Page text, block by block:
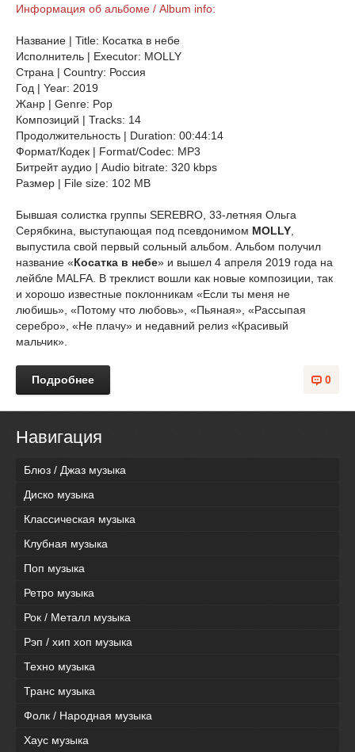
Информация об альбоме / Album info:
Название | Title: Косатка в небе
Исполнитель | Executor: MOLLY
Страна | Country: Россия
Год | Year: 2019
Жанр | Genre: Pop
Композиций | Tracks: 14
Продолжительность | Duration: 00:44:14
Формат/Кодек | Format/Codec: MP3
Битрейт аудио | Audio bitrate: 320 kbps
Размер | File size: 102 MB
Бывшая солистка группы SEREBRO, 33-летняя Ольга
Серябкина, выступающая под псевдонимом MOLLY
выпустила свой первый сольный альбом. Альбом получил
название «‎Косатка в небе» и вышел 4 апреля 2019 года на
лейбле MALFA. В треклист вошли как новые композиции, так
и хорошо известные поклонникам «‎Если ты меня не
любишь», «‎Потому что любовь», «‎Пьяная», «‎Рассыпая
серебро», «‎Не плачу»‎ и недавний релиз ‎‎«‎Красивый
мальчик».
0
Подробнее
Навигация
Блюз / Джаз музыка
Диско музыка
Классическая музыка
Клубная музыка
Поп музыка
Ретро музыка
Рок / Металл музыка
Рэп / хип хоп музыка
Техно музыка
Транс музыка
Фолк / Народная музыка
Хаус музыка